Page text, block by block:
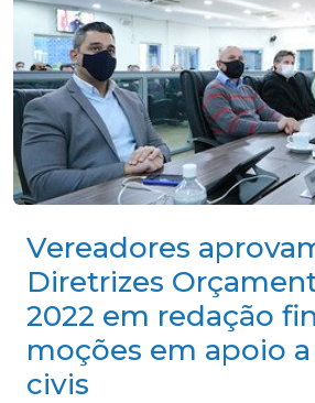
Vereadores
Diretrizes
2022 em redação
moções em apoio
civis